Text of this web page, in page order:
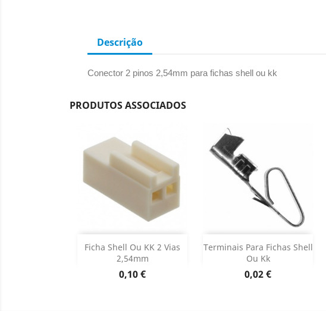
Descrição
Conector 2 pinos 2,54mm para fichas shell ou kk
PRODUTOS ASSOCIADOS
Ficha Shell Ou KK 2 Vias
2,54mm
Preço
0,10 €
Adicionar 
Dados do produto
Terminais Para Fichas Shell
Ou Kk
Preço
0,02 €
Adicionar 
Dados do produto